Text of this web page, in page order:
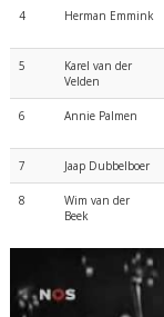
4 Herman Emmink
5
Karel van der
Velden
6 Annie Palmen
7 Jaap Dubbelboer
8
Wim van der
Beek